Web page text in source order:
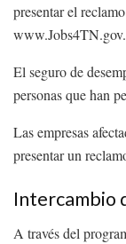
presentar el
www.Jobs4TN.gov.
El seguro de
personas que han
Las empresas
presentar un
Intercambio
A través del